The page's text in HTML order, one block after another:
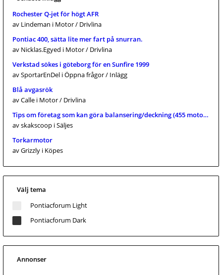
Rochester Q-jet för högt AFR
av Lindeman i Motor / Drivlina
Pontiac 400, sätta lite mer fart på snurran.
av Nicklas.Egyed i Motor / Drivlina
Verkstad sökes i göteborg för en Sunfire 1999
av SportarEnDel i Öppna frågor / Inlägg
Blå avgasrök
av Calle i Motor / Drivlina
Tips om företag som kan göra balansering/deckning (455
av skakscoop i Säljes
Torkarmotor
av Grizzly i Köpes
Välj tema
Pontiacforum Light
Pontiacforum Dark
Annonser